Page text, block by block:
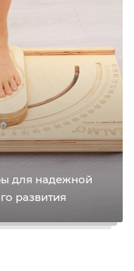
для надежной
развития